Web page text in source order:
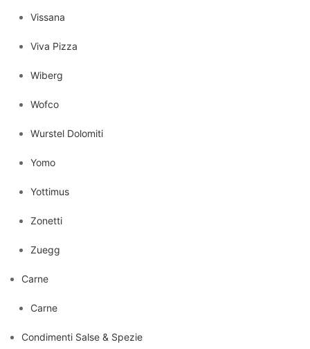
Vissana
Viva Pizza
Wiberg
Wofco
Wurstel Dolomiti
Yomo
Yottimus
Zonetti
Zuegg
Carne
Carne
Condimenti Salse & Spezie